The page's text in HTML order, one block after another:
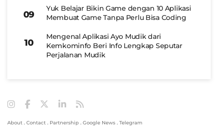
Yuk Belajar Bikin Game dengan 10 Aplikasi
Membuat Game Tanpa Perlu Bisa Coding
Mengenal Aplikasi Ayo Mudik dari
Kemkominfo Beri Info Lengkap Seputar
Perjalanan Mudik
About . Contact . Partnership . Google News . Telegram